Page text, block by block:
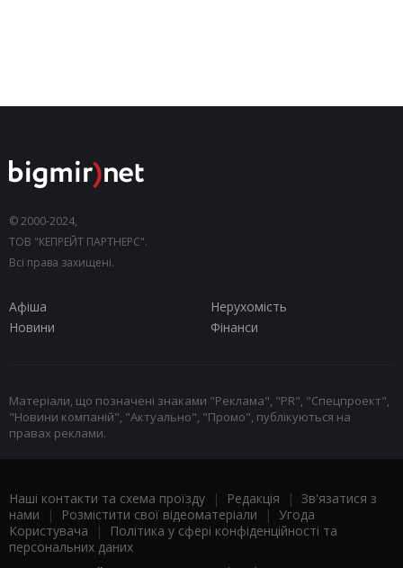
© 2000-2024,
ТОВ "КЕПРЕЙТ ПАРТНЕРС".
Всі права захищені.
Афіша
Нерухомість
Новини
Фінанси
Матеріали, що позначені знаками "Реклама", "PR", "Спецпроект",
"Новини компаній", "Актуально", "Промо", публікуються на
правах реклами.
Наші контакти та схема проїзду | Редакція | Зв'язатися з
нами | Розмістити свої відеоматеріали | Угода
Користувача |
Політика у сфері конфіденційності та
персональних даних